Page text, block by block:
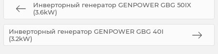
Инверторный генератор GENPOWER GBG 50IX
(3.6kW)
Инверторный генератор GENPOWER GBG 40I
(3.2kW)